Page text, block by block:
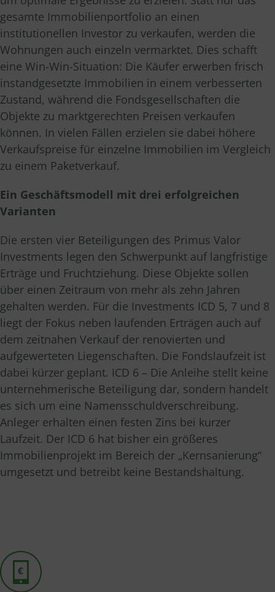
gesamte Immobilienportfolio an einen
institutionellen Investor zu verkaufen, werden die
Wohnungen auch einzeln vermarktet. Dies schafft
eine Win-Win-Situation: Die Käufer erwerben frisch
instandgesetzte Immobilien in einem verbesserten
Zustand, während die Fondsgesellschaften die
Objekte zu marktgerechten Preisen verkaufen
können. In vielen Fällen erzielen sie dabei höhere
Verkaufspreise für einzelne Immobilien im Vergleich
zu einem Paketverkauf.
Ein Geschäftsmodell mit drei erfolgreichen
Varianten
Die ersten vier Beteiligungen des Primus Valor
Investments legen den Schwerpunkt auf langfristige
Erträge und Fruchtziehung. Diese Objekte sollen
über einen Zeitraum von mehr als zehn Jahren
gehalten werden. Für die Investments ICD 5, 7 und 8
liegt der Fokus neben laufenden Erträgen auch auf
dem zeitnahen Verkauf der renovierten und
aufgewerteten Liegenschaften. Die Fondslaufzeit ist
dabei kürzer geplant. ICD 6 – Die Anleihe stellt keine
unternehmerische Beteiligung dar, sondern handelt
es sich um eine Namensschuldverschreibung.
Anleger erhalten einen festen Zins bei kurzer
Laufzeit. Der ICD 6 hat bisher ein größeres
Immobilienprojekt im Bereich der „Kernsanierung“
umgesetzt und betreibt keine Bestandshaltung.